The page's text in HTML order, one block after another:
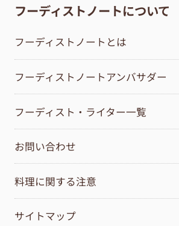
フーディストノートについて
フーディストノートとは
フーディストノートアンバサダー
フーディスト・ライター一覧
お問い合わせ
料理に関する注意
サイトマップ